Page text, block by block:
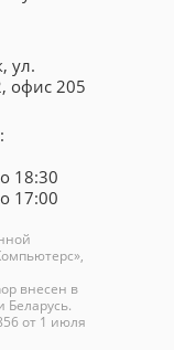
ул.
офис 205
18:30
17:00
внесен в
Беларусь.
от 1 июля